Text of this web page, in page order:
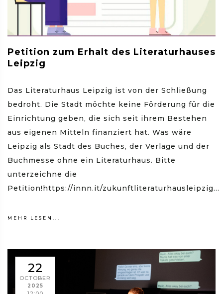
Petition zum Erhalt des Literaturhauses
Leipzig
Das Literaturhaus Leipzig ist von der Schließung
bedroht. Die Stadt möchte keine Förderung für die
Einrichtung geben, die sich seit ihrem Bestehen
aus eigenen Mitteln finanziert hat. Was wäre
Leipzig als Stadt des Buches, der Verlage und der
Buchmesse ohne ein Literaturhaus. Bitte
unterzeichne die
Petition!https://innn.it/zukunftliteraturhausleipzig...
MEHR LESEN...
22
OCTOBER
2025